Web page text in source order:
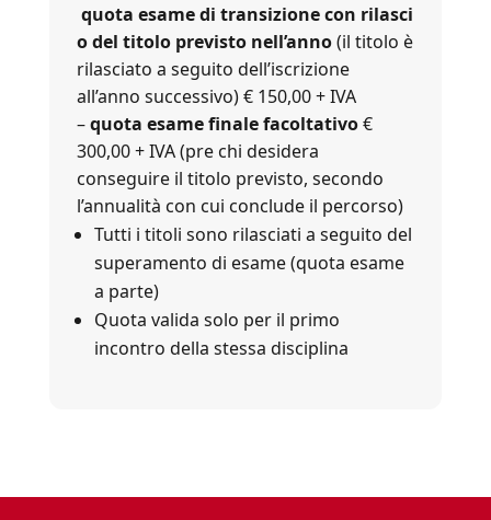
quota esame di transizione con rilasci
o del titolo previsto nell’anno(il titolo è
rilasciato a seguito dell’iscrizione
all’anno successivo) € 150,00 + IVA
–quota esame finale facoltativo€
300,00 + IVA (pre chi desidera
conseguire il titolo previsto, secondo
l’annualità con cui conclude il percorso)
Tutti i titoli sono rilasciati a seguito del
superamento di esame (quota esame
a parte)
Quota valida solo per il primo
incontro della stessa disciplina